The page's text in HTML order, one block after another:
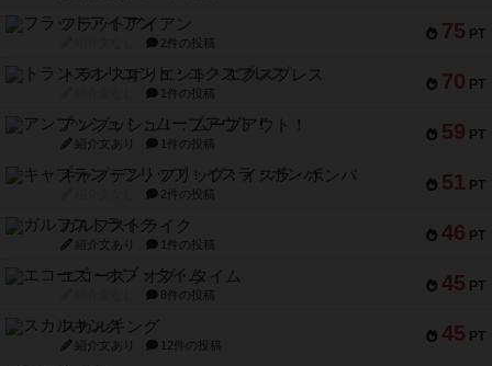
75 PT
フラットアイアン
2件の投稿
70 PT
トランスオリエント・エクスプレス
1件の投稿
59 PT
アンブッシュ！：ムーブアウト！
紹介文あり 1件の投稿
51 PT
キャプテン・フリップ：イスラ・ボンバ
2件の投稿
46 PT
ガルフストライク
紹介文あり 1件の投稿
45 PT
エコーズ・オブ・タイム
8件の投稿
45 PT
スカルキング
紹介文あり 12件の投稿